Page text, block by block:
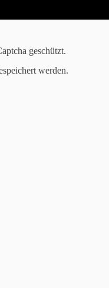
geschützt.
werden.